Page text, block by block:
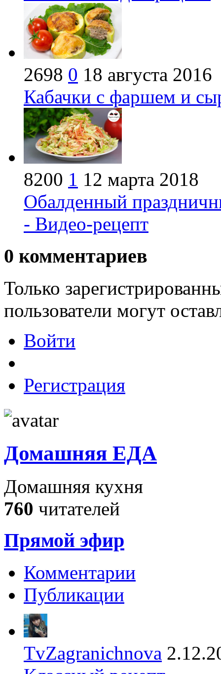
2698 0 18 августа 2016
Кабачки с фаршем и
8200 1 12 марта 2018
Обалденный
- Видео-рецепт
0 комментариев
Только
пользователи могут
Войти
Регистрация
Домашняя ЕДА
Домашняя кухня
760 читателей
Прямой эфир
Комментарии
Публикации
TvZagranichnova